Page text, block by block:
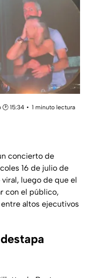
🕑 15:34
1 minuto lectura
concierto de
16 de julio de
luego de que el
con el público,
entre altos ejecutivos